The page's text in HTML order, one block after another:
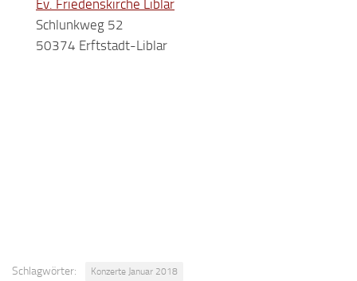
Ev. Friedenskirche Liblar
Schlunkweg 52
50374 Erftstadt-Liblar
Schlagwörter: Konzerte Januar 2018